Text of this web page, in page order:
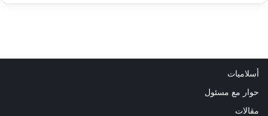
أسلاميات
حوار مع مسئول
مقالات